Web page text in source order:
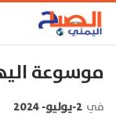
موسوعة
في 2-يوليو- 2024